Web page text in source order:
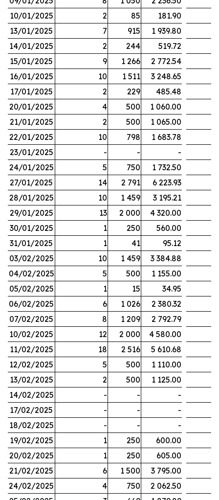
10/01/2025
2 85
181.90
13/01/2025
7 915
1 939.80
14/01/2025
2 244
519.72
15/01/2025
9 1 266
2 772.54
16/01/2025
10 1 511
3 248.65
17/01/2025
2 229
485.48
20/01/2025
4 500
1 060.00
21/01/2025
2 500
1 065.00
22/01/2025
10 798
1 683.78
23/01/2025
- -
-
24/01/2025
5 750
1 732.50
27/01/2025
14 2 791
6 223.93
28/01/2025
10 1 459
3 195.21
29/01/2025
13 2 000
4 320.00
30/01/2025
1 250
560.00
31/01/2025
1 41
95.12
03/02/2025
10 1 459
3 384.88
04/02/2025
5 500
1 155.00
05/02/2025
1 15
34.95
06/02/2025
6 1 026
2 380.32
07/02/2025
8 1 209
2 792.79
10/02/2025
12 2 000
4 580.00
11/02/2025
18 2 516
5 610.68
12/02/2025
5 500
1 110.00
13/02/2025
2 500
1 125.00
14/02/2025
- -
-
17/02/2025
- -
-
18/02/2025
- -
-
19/02/2025
1 250
600.00
20/02/2025
1 250
605.00
21/02/2025
6 1 500
3 795.00
24/02/2025
4 750
2 062.50